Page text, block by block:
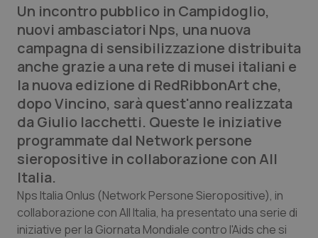
Lettere al direttore
Edizioni Regionali
QS Pro
Professionisti Sanitari.AI
Abruzzo
Basilicata
QS Pro Gold
Artrite & artrosi
QS Club Newsletter
Un incontro pubblico in Campidoglio,
nuovi ambasciatori Nps, una nuova
campagna di sensibilizzazione distribuita
anche grazie a una rete di musei italiani e
la nuova edizione di RedRibbonArt che,
dopo Vincino, sarà quest'anno realizzata
da Giulio Iacchetti. Queste le iniziative
programmate dal Network persone
sieropositive in collaborazione con All
Italia.
Nps Italia Onlus (Network Persone Sieropositive), in
collaborazione con All Italia, ha presentato una serie di
iniziative per la Giornata Mondiale contro l'Aids che si